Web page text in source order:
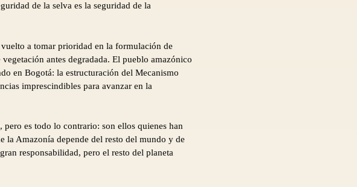
de la selva es la seguridad de la
a tomar prioridad en la formulación de
antes degradada. El pueblo amazónico
en Bogotá: la estructuración del Mecanismo
imprescindibles para avanzar en la
pero es todo lo contrario: son ellos quienes han
la Amazonía depende del resto del mundo y de
responsabilidad, pero el resto del planeta